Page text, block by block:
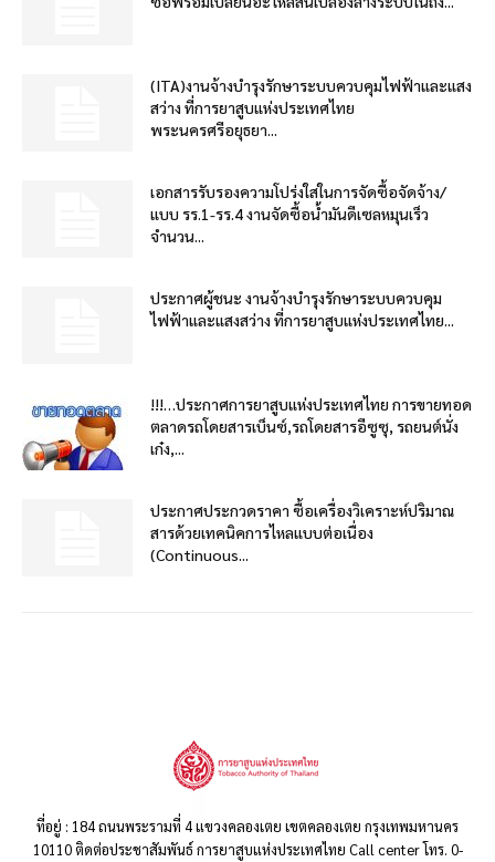
(ITA)งานจ้างบำรุงรักษาระบบควบคุมไฟฟ้าและแสง
สว่าง ที่การยาสูบแห่งประเทศไทย
พระนครศรีอยุธยา...
เอกสารรับรองความโปร่งใสในการจัดซื้อจัดจ้าง/
แบบ รร.1-รร.4 งานจัดซื้อน้ำมันดีเซลหมุนเร็ว
จำนวน...
ประกาศผู้ชนะ งานจ้างบำรุงรักษาระบบควบคุม
ไฟฟ้าและแสงสว่าง ที่การยาสูบแห่งประเทศไทย...
!!!…ประกาศการยาสูบแห่งประเทศไทย การขายทอด
ตลาดรถโดยสารเบ็นซ์,รถโดยสารอีซูซุ, รถยนต์นั่ง
เก๋ง,...
ประกาศประกวดราคา ซื้อเครื่องวิเคราะห์ปริมาณ
สารด้วยเทคนิคการไหลแบบต่อเนื่อง
(Continuous...
ที่อยู่ : 184 ถนนพระรามที่ 4 แขวงคลองเตย เขตคลองเตย กรุงเทพมหานคร
10110 ติดต่อประชาสัมพันธ์ การยาสูบแห่งประเทศไทย Call center โทร. 0-